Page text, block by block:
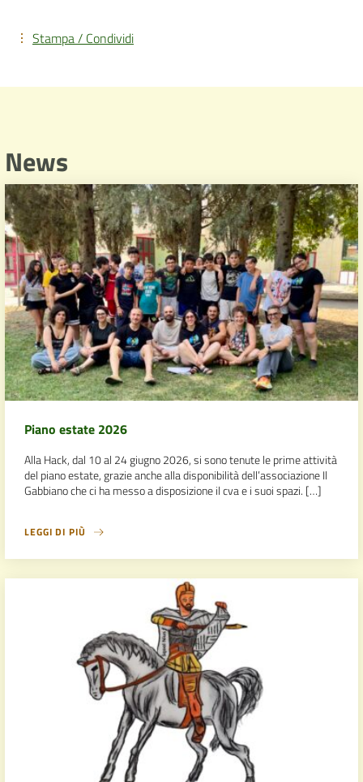
Stampa / Condividi
News
Piano estate 2026
Alla Hack, dal 10 al 24 giugno 2026, si sono tenute le prime attività
del piano estate, grazie anche alla disponibilità dell’associazione Il
Gabbiano che ci ha messo a disposizione il cva e i suoi spazi. […]
LEGGI DI PIÙ